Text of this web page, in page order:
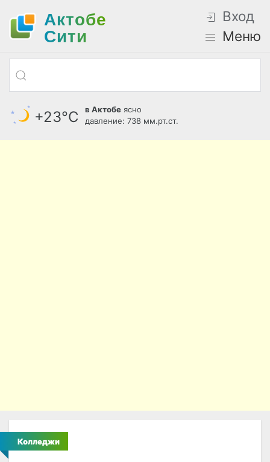
Актобе
Cити
Вход
Меню
+23°С в Актобе ясно
давление: 738 мм.рт.ст.
Колледжи